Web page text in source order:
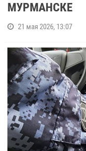
МУРМАНСКЕ
21 мая 2026, 13:07